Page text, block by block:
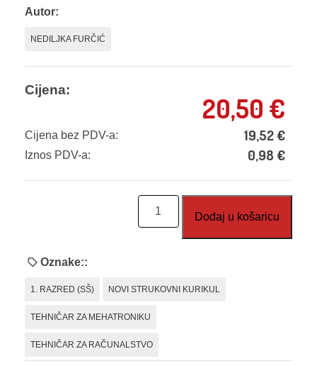
Autor:
NEDILJKA FURČIĆ
Cijena:
20,50 €
Cijena bez PDV-a: 19,52 €
Iznos PDV-a: 0,98 €
elektrotehnike,Dodaj u košaricu
Oznake::
1. RAZRED (SŠ) NOVI STRUKOVNI KURIKUL
TEHNIČAR ZA MEHATRONIKU
TEHNIČAR ZA RAČUNALSTVO